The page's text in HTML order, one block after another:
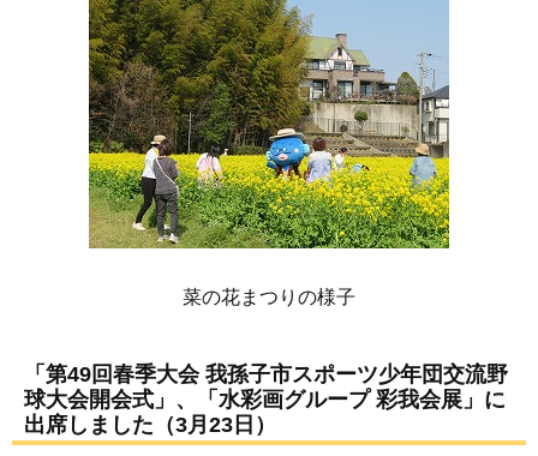
菜の花まつりの様子
「第49回春季大会 我孫子市スポーツ少年団交流野
球大会開会式」、「水彩画グループ 彩我会展」に
出席しました（3月23日）